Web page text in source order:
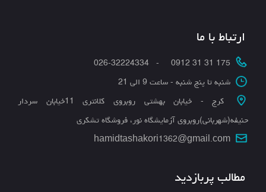
ارتباط با ما
175 31 31 0912 - 026-32224334
شنبه تا پنج شنبه - ساعت 9 الی 21
کرج - خیابان بهشتی روبروی کلانتری 11خیابان سردار
حنیفه(شهربانی)روبروی آزمایشگاه نور، فروشگاه تشکری
hamidtashakori1362@gmail.com
مطالب پربازدید